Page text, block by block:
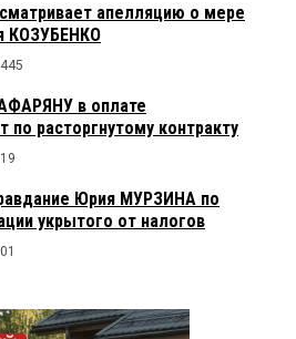
апелляцию о мере
КОЗУБЕНКО
в оплате
по расторгнутому контракту
Юрия МУРЗИНА по
укрытого от налогов